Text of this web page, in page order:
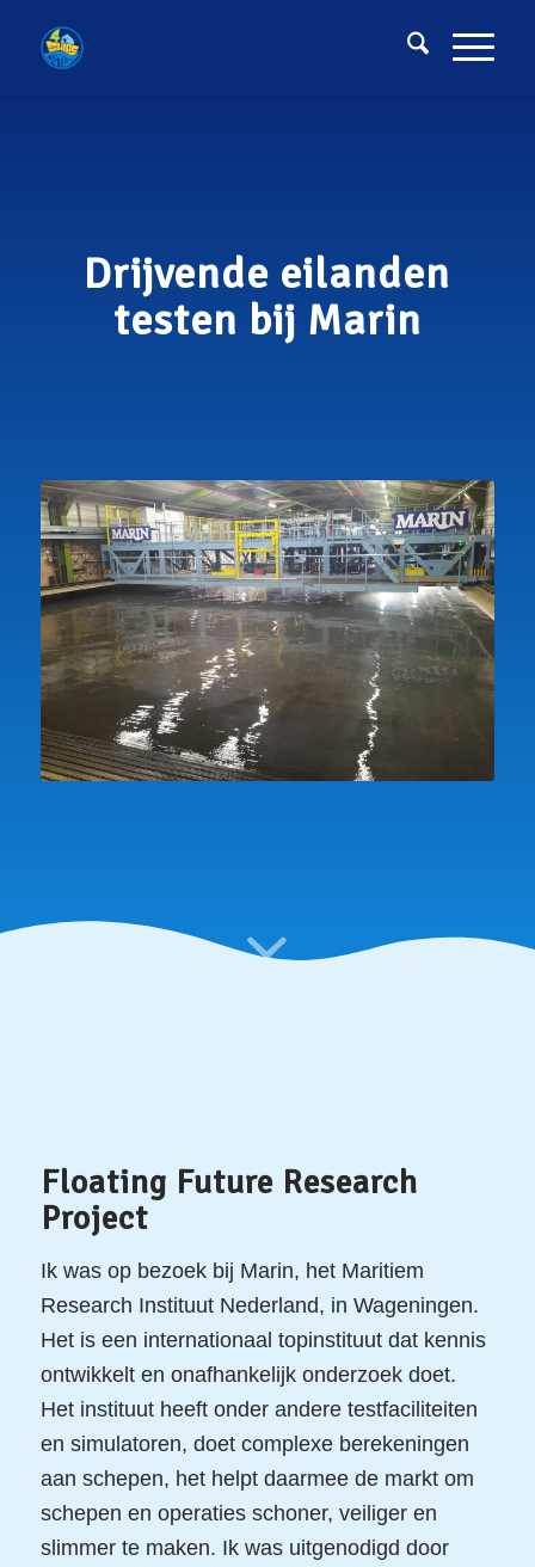
Drijvende eilanden
testen bij Marin
Floating Future Research
Project
Ik was op bezoek bij Marin, het Maritiem
Research Instituut Nederland, in Wageningen.
Het is een internationaal topinstituut dat kennis
ontwikkelt en onafhankelijk onderzoek doet.
Het instituut heeft onder andere testfaciliteiten
en simulatoren, doet complexe berekeningen
aan schepen, het helpt daarmee de markt om
schepen en operaties schoner, veiliger en
slimmer te maken. Ik was uitgenodigd door